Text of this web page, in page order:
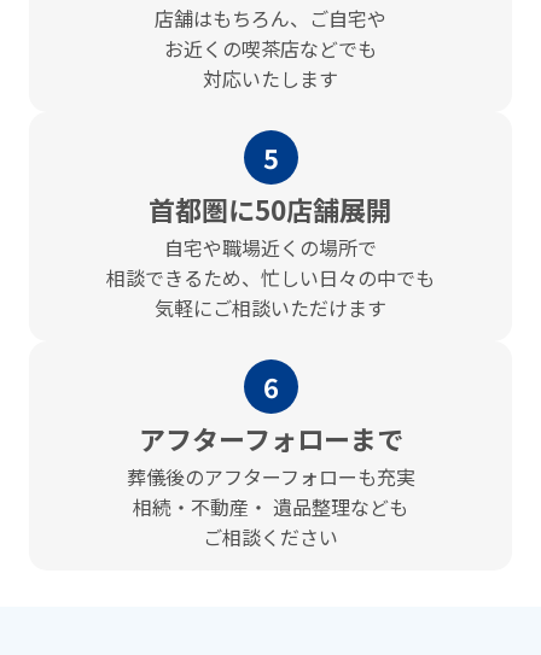
店舗はもちろん、ご⾃宅や
お近くの喫茶店などでも
対応いたします
5
⾸都圏に50店舗展開
⾃宅や職場近くの場所で
相談できるため、忙しい⽇々の中でも
気軽にご相談いただけます
6
アフターフォローまで
葬儀後のアフターフォローも充実
相続・不動産・ 遺品整理なども
ご相談ください